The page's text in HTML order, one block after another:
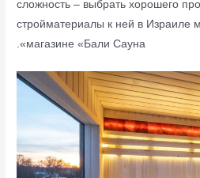
сложность – выбрать хорошего
стройматериалы к ней в Израиле
магазине «Бали Сауна».